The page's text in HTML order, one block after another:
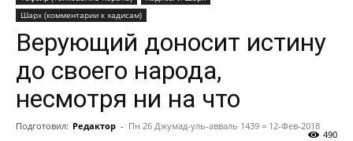
Шарх (комментарии к хадисам)
Верующий доносит истину
до своего народа,
несмотря ни на что
Подготовил: Редактор - Пн 26 Джумад-уль-авваль 1439 = 12-Фев-2018
490